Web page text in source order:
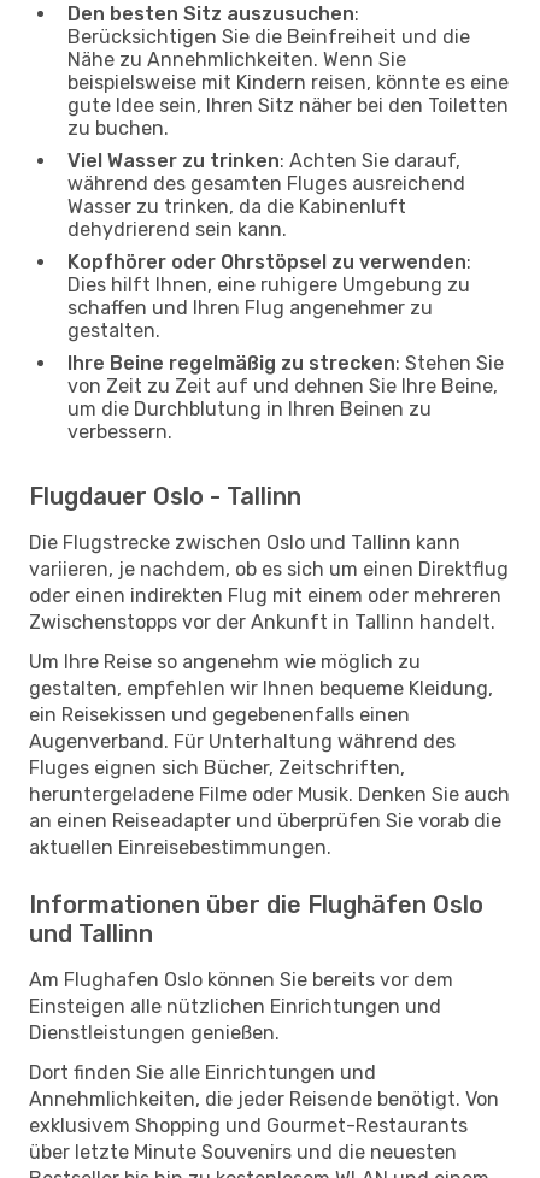
Den besten Sitz auszusuchen:
Berücksichtigen Sie die Beinfreiheit und die
Nähe zu Annehmlichkeiten. Wenn Sie
beispielsweise mit Kindern reisen, könnte es eine
gute Idee sein, Ihren Sitz näher bei den Toiletten
zu buchen.
Viel Wasser zu trinken: Achten Sie darauf,
während des gesamten Fluges ausreichend
Wasser zu trinken, da die Kabinenluft
dehydrierend sein kann.
Kopfhörer oder Ohrstöpsel zu verwenden:
Dies hilft Ihnen, eine ruhigere Umgebung zu
schaffen und Ihren Flug angenehmer zu
gestalten.
Ihre Beine regelmäßig zu strecken: Stehen Sie
von Zeit zu Zeit auf und dehnen Sie Ihre Beine,
um die Durchblutung in Ihren Beinen zu
verbessern.
Flugdauer Oslo - Tallinn
Die Flugstrecke zwischen Oslo und Tallinn kann
variieren, je nachdem, ob es sich um einen Direktflug
oder einen indirekten Flug mit einem oder mehreren
Zwischenstopps vor der Ankunft in Tallinn handelt.
Um Ihre Reise so angenehm wie möglich zu
gestalten, empfehlen wir Ihnen bequeme Kleidung,
ein Reisekissen und gegebenenfalls einen
Augenverband. Für Unterhaltung während des
Fluges eignen sich Bücher, Zeitschriften,
heruntergeladene Filme oder Musik. Denken Sie auch
an einen Reiseadapter und überprüfen Sie vorab die
aktuellen Einreisebestimmungen.
Informationen über die Flughäfen Oslo
und Tallinn
Am Flughafen Oslo können Sie bereits vor dem
Einsteigen alle nützlichen Einrichtungen und
Dienstleistungen genießen.
Dort finden Sie alle Einrichtungen und
Annehmlichkeiten, die jeder Reisende benötigt. Von
exklusivem Shopping und Gourmet-Restaurants
über letzte Minute Souvenirs und die neuesten